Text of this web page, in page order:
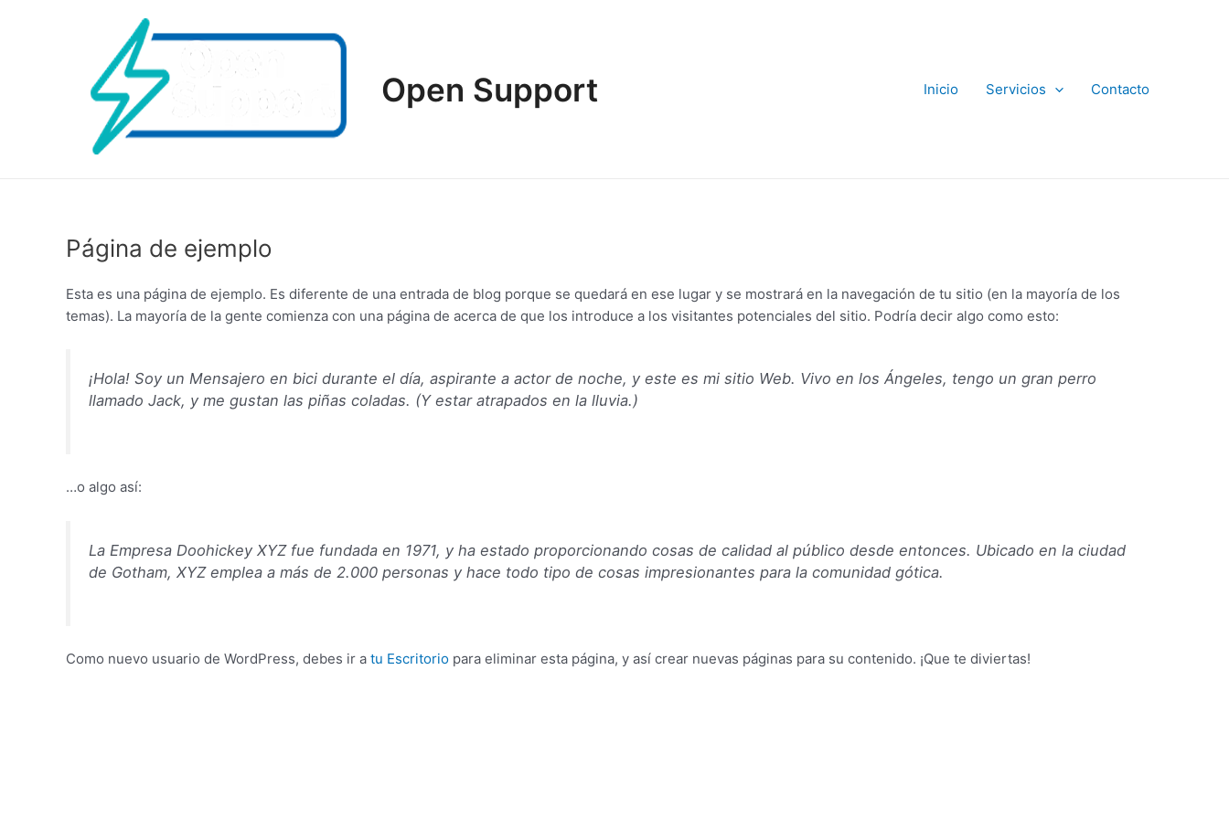
Open Support Inicio Servicios Contacto
Página de ejemplo
Esta es una página de ejemplo. Es diferente de una entrada de blog porque se quedará en ese lugar y se mostrará en la navegación de tu sitio (en la mayoría de los
temas). La mayoría de la gente comienza con una página de acerca de que los introduce a los visitantes potenciales del sitio. Podría decir algo como esto:
¡Hola! Soy un Mensajero en bici durante el día, aspirante a actor de noche, y este es mi sitio Web. Vivo en los Ángeles, tengo un gran perro
llamado Jack, y me gustan las piñas coladas. (Y estar atrapados en la lluvia.)
…o algo así:
La Empresa Doohickey XYZ fue fundada en 1971, y ha estado proporcionando cosas de calidad al público desde entonces. Ubicado en la ciudad
de Gotham, XYZ emplea a más de 2.000 personas y hace todo tipo de cosas impresionantes para la comunidad gótica.
Como nuevo usuario de WordPress, debes ir a tu Escritorio para eliminar esta página, y así crear nuevas páginas para su contenido. ¡Que te diviertas!